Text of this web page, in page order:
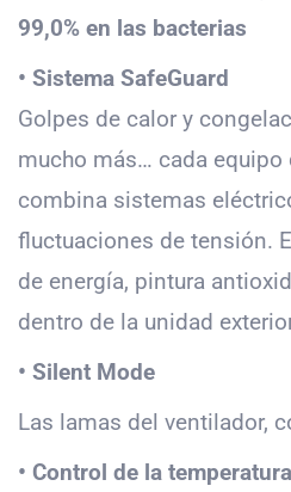
99,0% en las bacterias
• Sistema SafeGuard
Golpes de calor y
mucho más… cada equipo
combina sistemas
fluctuaciones de tensión.
de energía, pintura
dentro de la unidad
• Silent Mode
Las lamas del ventilador,
• Control de la temperatura